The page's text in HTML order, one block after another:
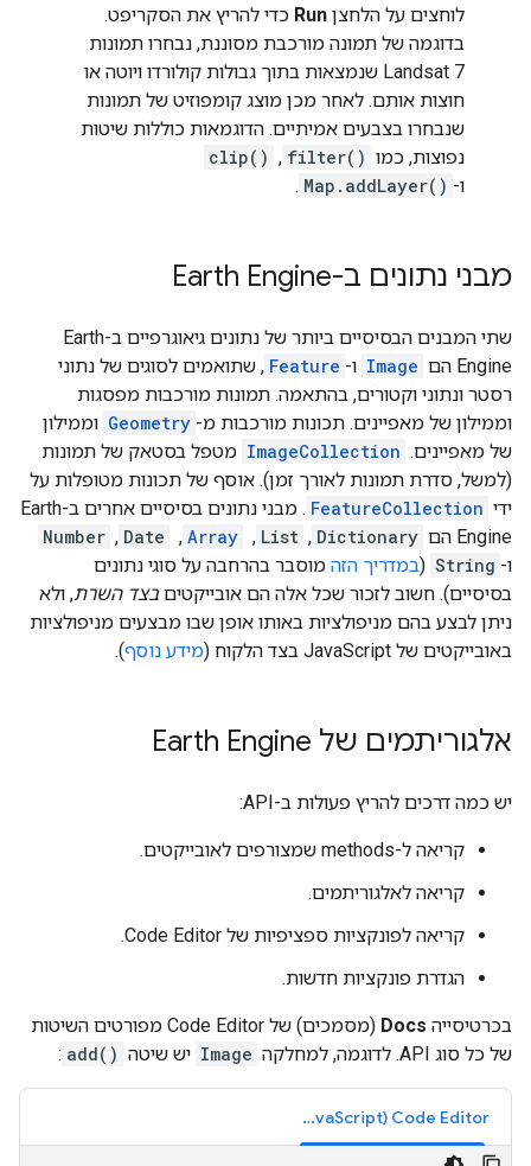
לוחצים על הלחצן Run כדי להריץ את הסקריפט.
בדוגמה של תמונה מורכבת מסוננת, נבחרו תמונות
Landsat 7 שנמצאות בתוך גבולות קולורדו ויוטה או
חוצות אותם. לאחר מכן מוצג קומפוזיט של תמונות
שנבחרו בצבעים אמיתיים. הדוגמאות כוללות שיטות
נפוצות, כמו filter()
,‏
clip()
ו- Map.addLayer()
.
מבני נתונים ב-Earth Engine
שתי המבנים הבסיסיים ביותר של נתונים גיאוגרפיים ב-Earth
Engine הם
Image ו- Feature , שתואמים לסוגים של נתוני
רסטר ונתוני וקטורים, בהתאמה. תמונות מורכבות מפסגות
וממילון של מאפיינים. תכונות מורכבות מ- Geometry וממילון
של מאפיינים. ImageCollection מטפל בסטאק של תמונות
(למשל, סדרת תמונות לאורך זמן). אוסף של תכונות מטופלות על
ידי FeatureCollection
. מבני נתונים בסיסיים אחרים ב-Earth
Engine הם
Dictionary
,‏
List
, ‏
Array
, ‏
Date
,‏
Number
ו- String
(במדריך הזה מוסבר בהרחבה על סוגי נתונים
בסיסיים). חשוב לזכור שכל אלה הם אובייקטים בצד השרת, ולא
ניתן לבצע בהם מניפולציות באותו אופן שבו מבצעים מניפולציות
באובייקטים של JavaScript בצד הלקוח (
מידע נוסף).
אלגוריתמים של Earth Engine
יש כמה דרכים להריץ פעולות ב-API:
קריאה ל-methods שמצורפים לאובייקטים.
קריאה לאלגוריתמים.
קריאה לפונקציות ספציפיות של Code Editor.
הגדרת פונקציות חדשות.
בכרטיסייה Docs
(מסמכים) של Code Editor מפורטים השיטות
של כל סוג API. לדוגמה, למחלקה
Image יש שיטה add()
:
Code Editor‏ (JavaScript)